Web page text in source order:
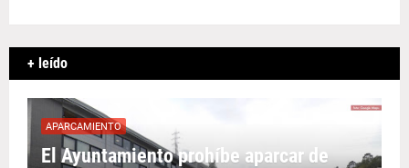
+ leído
APARCAMIENTO
El Ayuntamiento prohíbe aparcar de